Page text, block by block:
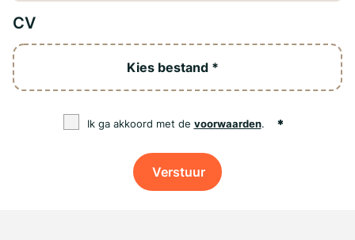
CV
Kies bestand *
Ik ga akkoord met de voorwaarden.
Verstuur